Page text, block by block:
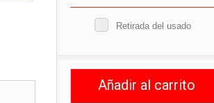
Retirada del usado
Añadir al carrito